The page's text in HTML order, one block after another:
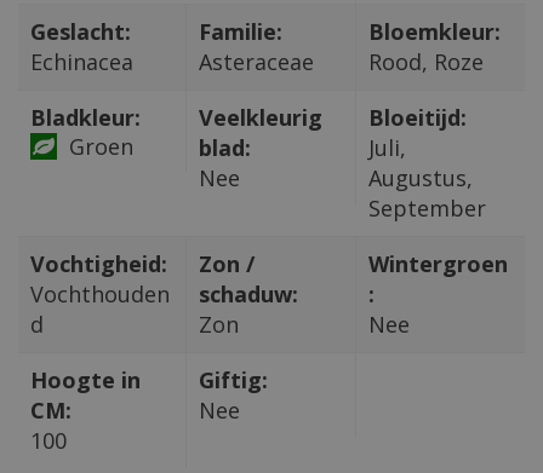
Geslacht:
Echinacea
Familie:
Asteraceae
Bloemkleur:
Rood, Roze
Bladkleur:
Groen
Veelkleurig
blad:
Nee
Bloeitijd:
Juli,
Augustus,
September
Vochtigheid:
Vochthouden
d
Zon /
schaduw:
Zon
Wintergroen
:
Nee
Hoogte in
CM:
100
Giftig:
Nee